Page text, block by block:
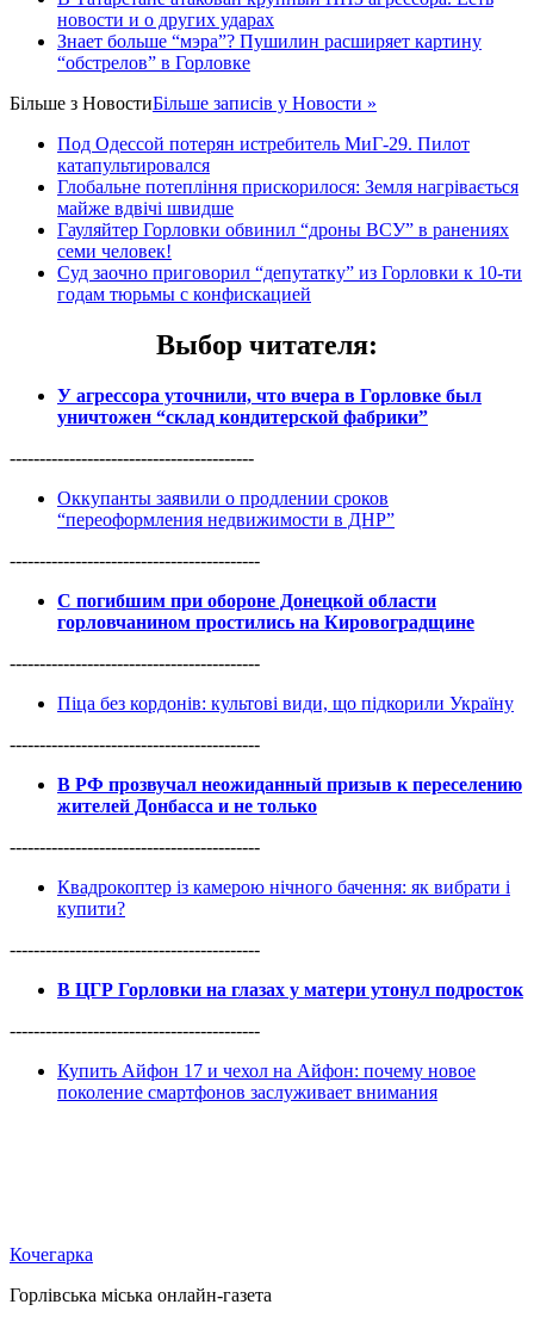
новости и о других ударах
Знает больше “мэра”? Пушилин расширяет картину
“обстрелов” в Горловке
Більше з НовостиБільше записів у Новости »
Под Одессой потерян истребитель МиГ-29. Пилот
катапультировался
Глобальне потепління прискорилося: Земля нагрівається
майже вдвічі швидше
Гауляйтер Горловки обвинил “дроны ВСУ” в ранениях
семи человек!
Суд заочно приговорил “депутатку” из Горловки к 10-ти
годам тюрьмы с конфискацией
Выбор читателя:
У агрессора уточнили, что вчера в Горловке был
уничтожен “склад кондитерской фабрики”
-----------------------------------------
Оккупанты заявили о продлении сроков
“переоформления недвижимости в ДНР”
------------------------------------------
С погибшим при обороне Донецкой области
горловчанином простились на Кировоградщине
------------------------------------------
Піца без кордонів: культові види, що підкорили Україну
------------------------------------------
В РФ прозвучал неожиданный призыв к переселению
жителей Донбасса и не только
------------------------------------------
Квадрокоптер із камерою нічного бачення: як вибрати і
купити?
------------------------------------------
В ЦГР Горловки на глазах у матери утонул подросток
------------------------------------------
Купить Айфон 17 и чехол на Айфон: почему новое
поколение смартфонов заслуживает внимания
Кочегарка
Горлівська міська онлайн-газета